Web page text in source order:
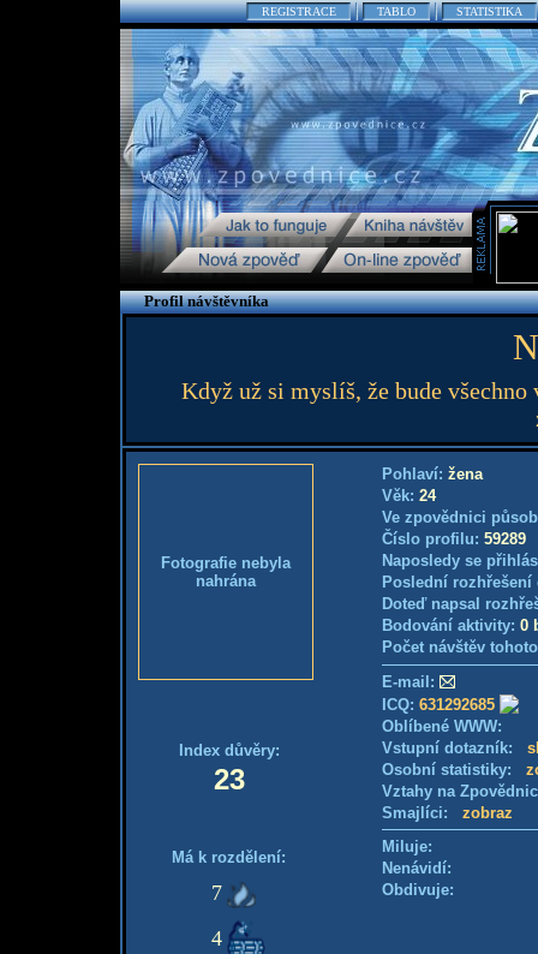
REGISTRACE TABLO STATISTIKA
Profil návštěvníka
Když už si myslíš, že bude všechno
Fotografie nebyla
nahrána
Index důvěry:
23
Má k rozdělení:
7
4
Pohlaví: žena
Věk: 24
Ve zpovědnici
Číslo profilu: 59289
Naposledy se
Poslední
Doteď napsal
Bodování aktivity: 0
Počet návštěv
E-mail:
ICQ: 631292685
Oblíbené WWW:
Vstupní dotazník:
Osobní statistiky:
Vztahy na
Smajlíci: zobraz
Miluje:
Nenávidí:
Obdivuje: